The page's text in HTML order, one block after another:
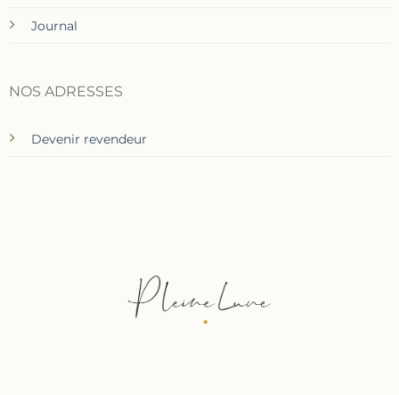
Journal
NOS ADRESSES
Devenir revendeur